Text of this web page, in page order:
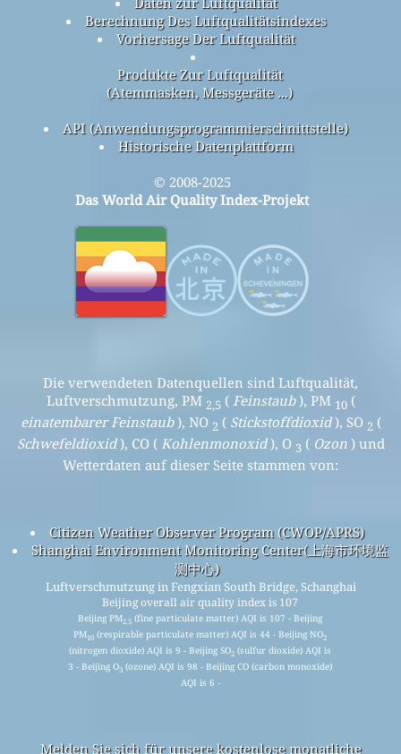
Berechnung Des Luftqualitätsindexes
Vorhersage Der Luftqualität
Produkte Zur Luftqualität
(Atemmasken, Messgeräte ...)
API (Anwendungsprogrammierschnittstelle)
Historische Datenplattform
© 2008-2025
Das World Air Quality Index-Projekt
Die verwendeten Datenquellen sind Luftqualität,
Luftverschmutzung, PM 2,5 ( Feinstaub), PM 10(
einatembarer Feinstaub), NO 2 ( Stickstoffdioxid), SO 2 (
Schwefeldioxid), CO ( Kohlenmonoxid), O 3 ( Ozon) und
Wetterdaten auf dieser Seite stammen von:
Citizen Weather Observer Program (CWOP/APRS)
Shanghai Environment Monitoring Center(上海市环境监
测中心)
Luftverschmutzung in Fengxian South Bridge, Schanghai
Beijing overall air quality index is 107
Beijing PM2.5 (fine particulate matter) AQI is 107 - Beijing
PM10 (respirable particulate matter) AQI is 44 - Beijing NO2
(nitrogen dioxide) AQI is 9 - Beijing SO2 (sulfur dioxide) AQI is
3 - Beijing O3 (ozone) AQI is 98 - Beijing CO (carbon monoxide)
AQI is 6 -
Melden Sie sich für unsere kostenlose monatliche